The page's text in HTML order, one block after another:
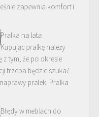
zapewnia komfort i
Pralka na lata
Kupując pralkę należy
z tym, że po okresie
trzeba będzie szukać
pralek. Pralka
Błędy w meblach do